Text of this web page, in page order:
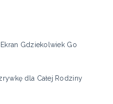
Gdziekolwiek Go
dla Całej Rodziny